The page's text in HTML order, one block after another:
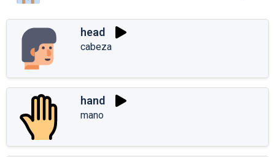
head
cabeza
hand
mano